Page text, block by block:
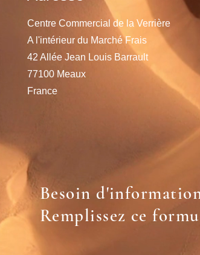
Centre Commercial de la Verrière
A l'intérieur du Marché Frais
​42 Allée Jean Louis Barrault
77100 Meaux
France
Besoin
Remplissez ce